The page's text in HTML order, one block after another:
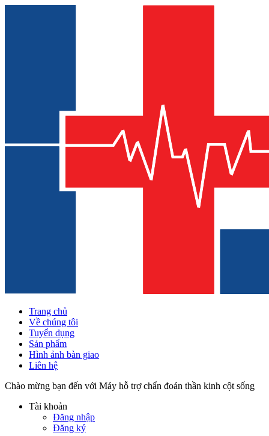
Trang chủ
Về chúng tôi
Tuyển dụng
Sản phẩm
Hình ảnh bàn giao
Liên hệ
Chào mừng bạn đến với Máy hỗ trợ chẩn đoán thần kinh cột sống
Tài khoản
Đăng nhập
Đăng ký